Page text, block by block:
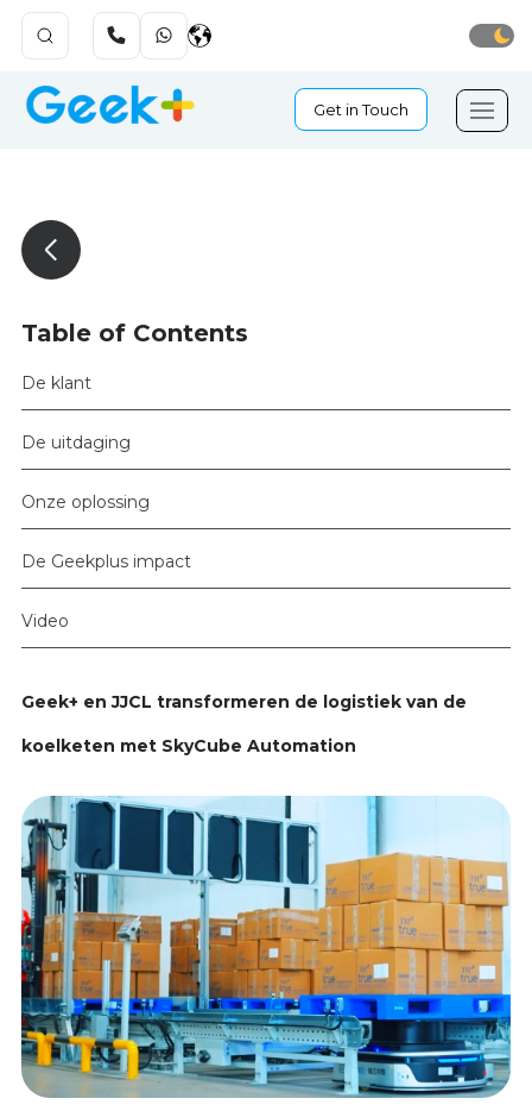
Get in Touch
Table of Contents
De klant
De uitdaging
Onze oplossing
De Geekplus impact
Video
Geek+ en JJCL transformeren de logistiek van de
koelketen met SkyCube Automation